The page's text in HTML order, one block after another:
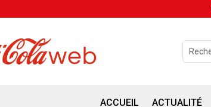
ACCUEIL ACTUALITÉ